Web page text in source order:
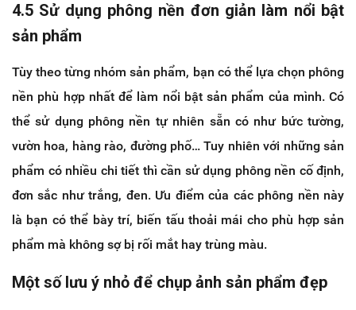
4.5 Sử dụng phông nền đơn giản làm nổi bật
sản phẩm
Tùy theo từng nhóm sản phẩm, bạn có thể lựa chọn phông
nền phù hợp nhất để làm nổi bật sản phẩm của mình. Có
thể sử dụng phông nền tự nhiên sẵn có như bức tường,
vườn hoa, hàng rào, đường phố… Tuy nhiên với những sản
phẩm có nhiều chi tiết thì cần sử dụng phông nền cố định,
đơn sắc như trắng, đen. Ưu điểm của các phông nền này
là bạn có thể bày trí, biến tấu thoải mái cho phù hợp sản
phẩm mà không sợ bị rối mắt hay trùng màu.
Một số lưu ý nhỏ để chụp ảnh sản phẩm đẹp